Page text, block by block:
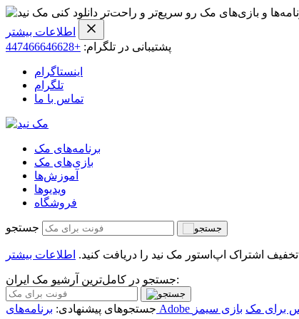
و بازی‌های مک رو سریع‌تر و راحت‌تر دانلود کنی
اطلاعات بیشتر
پشتیبانی در تلگرام: +447466646628
اینستاگرام
تلگرام
تماس با ما
برنامه‌های مک
بازی‌های مک
آموزش‌ها
ویدیو‌ها
فروشگاه
جستجو
اطلاعات بیشتر
جستجو در کامل‌ترین آرشیو مک ایران:
جستجوهای پیشنهادی: برای مک بازی سیمز